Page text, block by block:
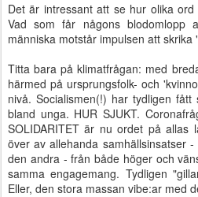
Det är intressant att se hur olika
Vad som får någons blodomlopp
människa motstår impulsen att skrika
Titta bara på klimatfrågan: med
härmed på ursprungsfolk- och
nivå. Socialismen(!) har tydligen
bland unga. HUR SJUKT.
SOLIDARITET är nu ordet på allas
över av allehanda samhällsinsatser
den andra - från både höger och
samma engagemang. Tydligen
Eller, den stora massan vibe:ar med